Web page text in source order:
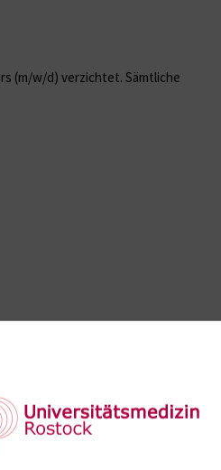
(m/w/d) verzichtet. Sämtliche
Mitarbeitern bei der Wahrnehmung